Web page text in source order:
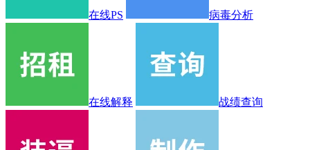
在线PS 病毒分析
在线解释 战绩查询